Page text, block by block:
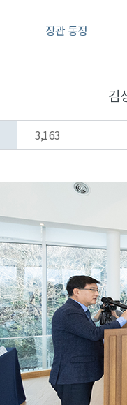
장관 동정
김
3,163